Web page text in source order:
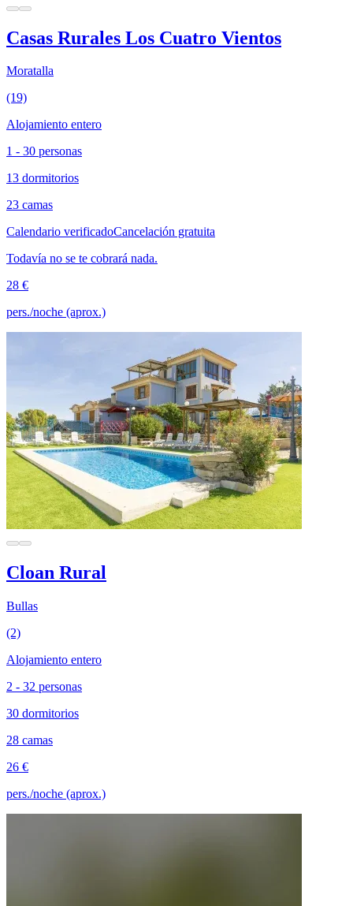
Casas Rurales Los Cuatro Vientos
Moratalla
(19)
Alojamiento entero
1 - 30 personas
13 dormitorios
23 camas
Calendario verificadoCancelación gratuita
Todavía no se te cobrará nada.
28 €
pers./noche (aprox.)
Cloan Rural
Bullas
(2)
Alojamiento entero
2 - 32 personas
30 dormitorios
28 camas
26 €
pers./noche (aprox.)